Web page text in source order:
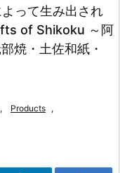
って生み出され
of Shikoku ～阿
焼・土佐和紙・
, Products ,